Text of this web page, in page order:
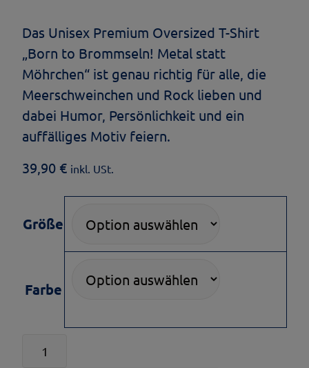
Das Unisex Premium Oversized T-Shirt
„Born to Brommseln! Metal statt
Möhrchen“ ist genau richtig für alle, die
Meerschweinchen und Rock lieben und
dabei Humor, Persönlichkeit und ein
auffälliges Motiv feiern.
39,90 € inkl. USt.
Größe
Farbe
Oversized